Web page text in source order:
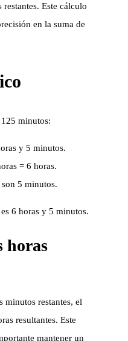
Este cálculo
en la suma de
minutos:
y 5 minutos.
= 6 horas.
5 minutos.
6 horas y 5 minutos.
horas
minutos restantes, el
resultantes. Este
mantener un